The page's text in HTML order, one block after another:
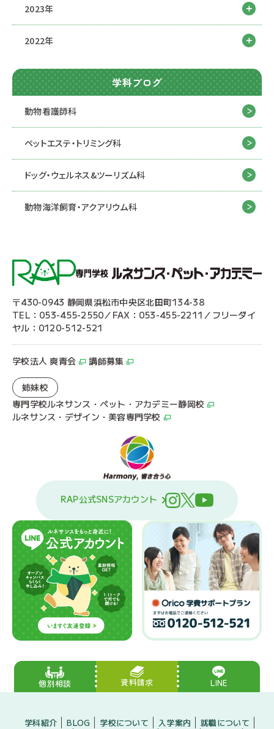
2023年
2022年
学科ブログ
動物看護師科
ペットエステ・トリミング科
ドッグ・ウェルネス&ツーリズム科
動物海洋飼育・アクアリウム科
〒430-0943 静岡県浜松市中央区北田町134-38
TEL：053-455-2550／FAX：053-455-2211／フリーダイ
ヤル：0120-512-521
学校法人 爽青会 講師募集
姉妹校
専門学校ルネサンス・ペット・アカデミー静岡校
ルネサンス・デザイン・美容専門学校
RAP公式SNSアカウント
個別相談 資料請求 LINE
学科紹介 BLOG 学校について 入学案内
就職について